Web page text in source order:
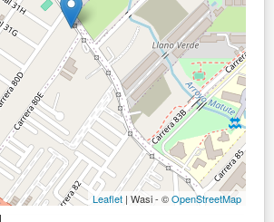
Leaflet | Wasi - ©OpenStreetMap